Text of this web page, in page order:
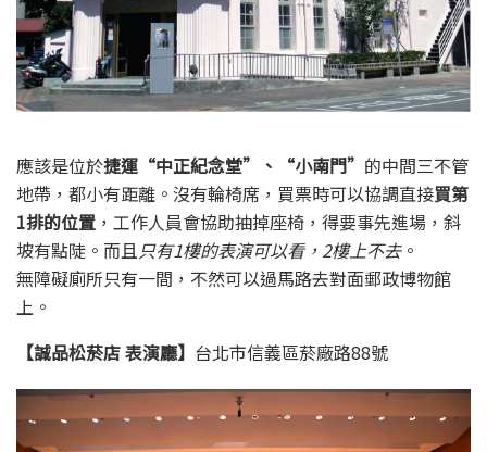
應該是位於捷運“中正紀念堂”、“小南門” 的中間三不管
地帶，都小有距離。沒有輪椅席，買票時可以協調直接買第
1排的位置 ，工作人員會協助抽掉座椅，得要事先進場，斜
坡有點陡。而且只有1樓的表演可以看，2樓上不去。
無障礙廁所只有一間，不然可以過馬路去對面郵政博物館
上。
【誠品松菸店 表演廳】 台北市信義區菸廠路88號